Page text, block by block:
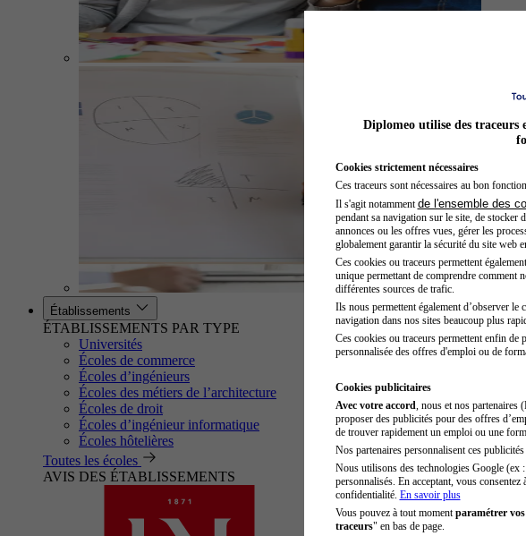
Établissements
ÉTABLISSEMENTS PAR TYPE
Universités
Écoles de commerce
Écoles d’ingénieurs
Écoles des métiers de l’architecture
Écoles de droit
Écoles d’ingénieur informatique
Écoles hôtelières
Toutes les écoles
AVIS DES ÉTABLISSEMENTS
Diplomeo utilise des traceurs
Cookies strictement nécessaires
Ces traceurs sont nécessaires au bon
Il s'agit notamment de l'ensemble des
pendant sa navigation sur le site, de stocker
annonces ou les offres vues, gérer les
globalement garantir la sécurité du site web
Ces cookies ou traceurs permettent
unique permettant de comprendre comment
différentes sources de trafic.
Ils nous permettent également d’observer
navigation dans nos sites beaucoup plus
Ces cookies ou traceurs permettent enfin de
personnalisée des offres d'emploi ou de
Cookies publicitaires
Avec votre accord , nous et nos
proposer des publicités pour des offres
de trouver rapidement un emploi ou une
Nos partenaires personnalisent ces
Nous utilisons des technologies Google (ex
personnalisés. En acceptant, vous
confidentialité. En savoir plus
Vous pouvez à tout moment paramétrer
traceurs" en bas de page.